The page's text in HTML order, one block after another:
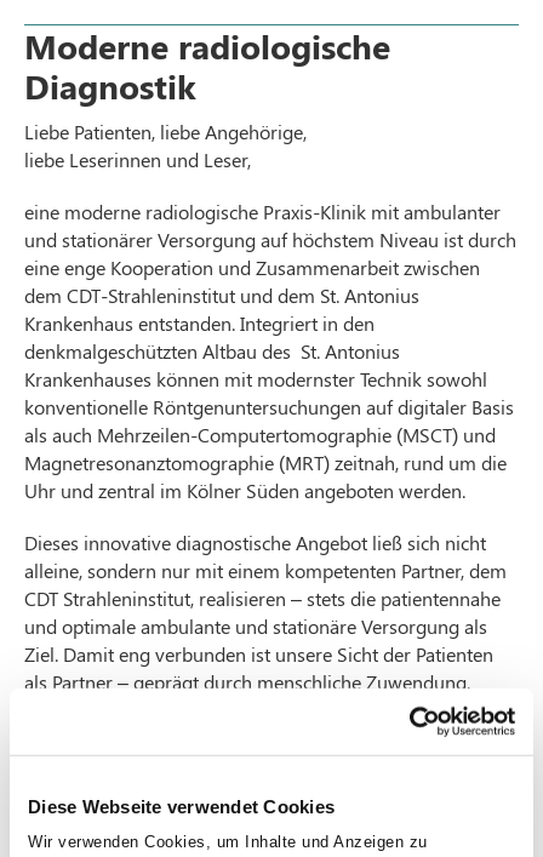
Diese Webseite verwendet Cookies
Wir verwenden Cookies, um Inhalte und Anzeigen zu
Moderne radiologische
Diagnostik
Liebe Patienten, liebe Angehörige,
liebe Leserinnen und Leser,
eine moderne radiologische Praxis-Klinik mit ambulanter
und stationärer Versorgung auf höchstem Niveau ist durch
eine enge Kooperation und Zusammenarbeit zwischen
dem CDT-Strahleninstitut und dem St. Antonius
Krankenhaus entstanden. Integriert in den
denkmalgeschützten Altbau des St. Antonius
Krankenhauses können mit modernster Technik sowohl
konventionelle Röntgenuntersuchungen auf digitaler Basis
als auch Mehrzeilen-Computertomographie (MSCT) und
Magnetresonanztomographie (MRT) zeitnah, rund um die
Uhr und zentral im Kölner Süden angeboten werden.
Dieses innovative diagnostische Angebot ließ sich nicht
alleine, sondern nur mit einem kompetenten Partner, dem
CDT Strahleninstitut, realisieren – stets die patientennahe
und optimale ambulante und stationäre Versorgung als
Ziel. Damit eng verbunden ist unsere Sicht der Patienten
als Partner – geprägt durch menschliche Zuwendung,
offene Information, zielorientierte Zusammenarbeit und
gemeinsame Entscheidungen über das weitere Vorgehen
Sie treffen bei uns auf ein hoch motiviertes und
qualifiziertes Team als Grundvoraussetzung für eine